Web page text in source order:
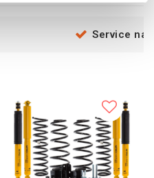
Service na verkoop